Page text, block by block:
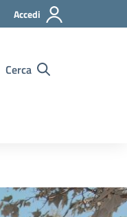
Accedi
Cerca